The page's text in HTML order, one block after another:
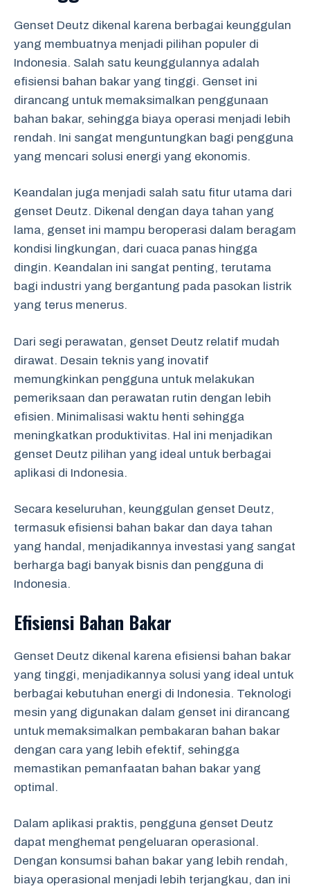
Genset Deutz dikenal karena berbagai keunggulan
yang membuatnya menjadi pilihan populer di
Indonesia. Salah satu keunggulannya adalah
efisiensi bahan bakar yang tinggi. Genset ini
dirancang untuk memaksimalkan penggunaan
bahan bakar, sehingga biaya operasi menjadi lebih
rendah. Ini sangat menguntungkan bagi pengguna
yang mencari solusi energi yang ekonomis.
Keandalan juga menjadi salah satu fitur utama dari
genset Deutz. Dikenal dengan daya tahan yang
lama, genset ini mampu beroperasi dalam beragam
kondisi lingkungan, dari cuaca panas hingga
dingin. Keandalan ini sangat penting, terutama
bagi industri yang bergantung pada pasokan listrik
yang terus menerus.
Dari segi perawatan, genset Deutz relatif mudah
dirawat. Desain teknis yang inovatif
memungkinkan pengguna untuk melakukan
pemeriksaan dan perawatan rutin dengan lebih
efisien. Minimalisasi waktu henti sehingga
meningkatkan produktivitas. Hal ini menjadikan
genset Deutz pilihan yang ideal untuk berbagai
aplikasi di Indonesia.
Secara keseluruhan, keunggulan genset Deutz,
termasuk efisiensi bahan bakar dan daya tahan
yang handal, menjadikannya investasi yang sangat
berharga bagi banyak bisnis dan pengguna di
Indonesia.
Efisiensi Bahan Bakar
Genset Deutz dikenal karena efisiensi bahan bakar
yang tinggi, menjadikannya solusi yang ideal untuk
berbagai kebutuhan energi di Indonesia. Teknologi
mesin yang digunakan dalam genset ini dirancang
untuk memaksimalkan pembakaran bahan bakar
dengan cara yang lebih efektif, sehingga
memastikan pemanfaatan bahan bakar yang
optimal.
Dalam aplikasi praktis, pengguna genset Deutz
dapat menghemat pengeluaran operasional.
Dengan konsumsi bahan bakar yang lebih rendah,
biaya operasional menjadi lebih terjangkau, dan ini